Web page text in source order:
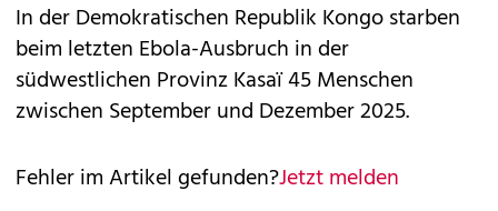
In der Demokratischen Republik Kongo starben
beim letzten Ebola-Ausbruch in der
südwestlichen Provinz Kasaï 45 Menschen
zwischen September und Dezember 2025.
Fehler im Artikel gefunden?Jetzt melden